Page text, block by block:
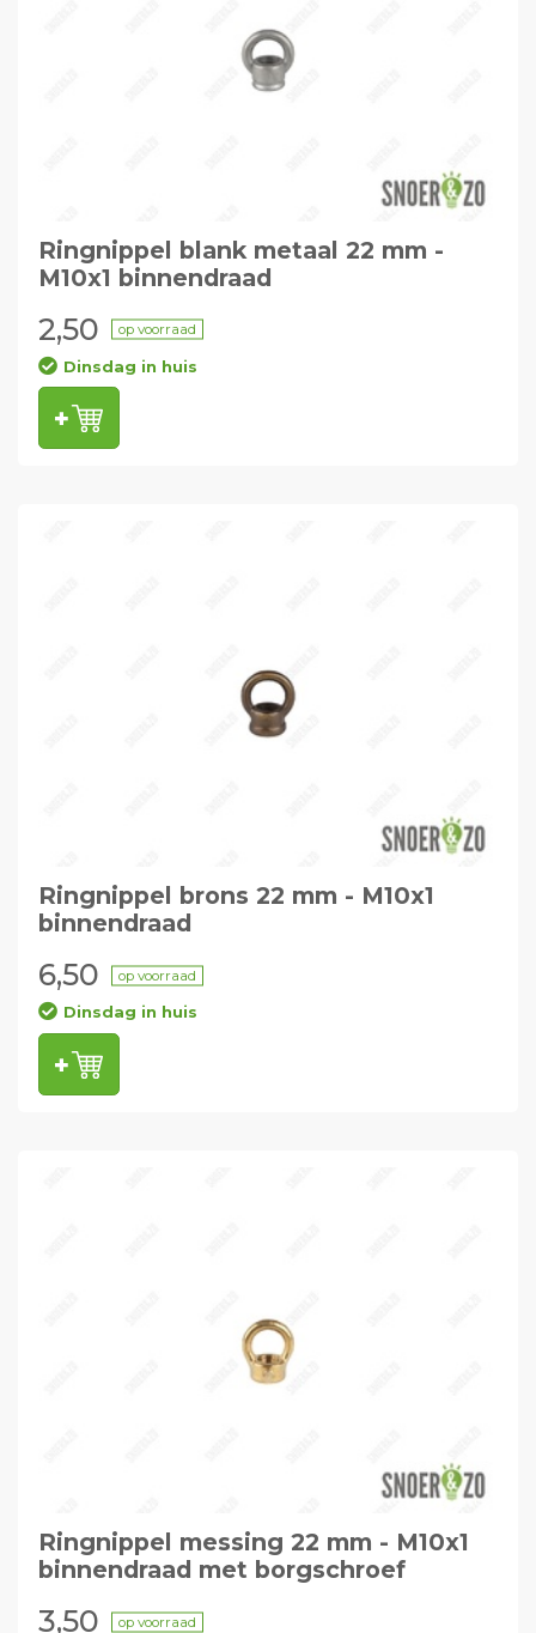
Ringnippel blank metaal 22 mm -
M10x1 binnendraad
2,50 op voorraad
Dinsdag in huis
Ringnippel brons 22 mm - M10x1
binnendraad
6,50 op voorraad
Dinsdag in huis
Ringnippel messing 22 mm - M10x1
binnendraad met borgschroef
3,50 op voorraad